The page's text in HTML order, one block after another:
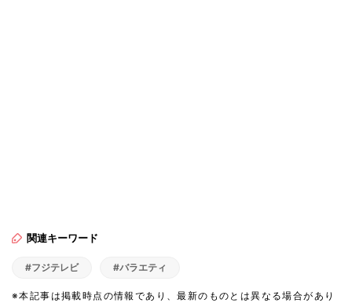
関連キーワード
#フジテレビ #バラエティ
※本記事は掲載時点の情報であり、最新のものとは異なる場合があり